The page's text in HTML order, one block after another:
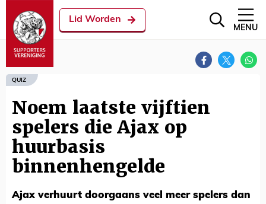
Lid Worden
MENU
QUIZ
Noem laatste vijftien
spelers die Ajax op
huurbasis
binnenhengelde
Ajax verhuurt doorgaans veel meer spelers dan